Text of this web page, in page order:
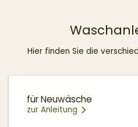
Hier finden Sie die
für Neuwäsche
zur Anleitung